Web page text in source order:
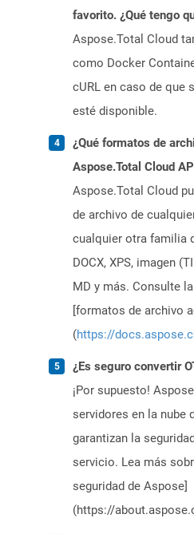
favorito. ¿Qué tengo
Aspose.Total Cloud
como Docker
cURL en caso de que
esté disponible.
¿Qué formatos de
Aspose.Total Cloud
Aspose.Total Cloud
de archivo de
cualquier otra familia
DOCX, XPS, imagen
MD y más. Consulte
[formatos de archivo
(https://
¿Es seguro convertir
¡Por supuesto!
servidores en la nube
garantizan la
servicio. Lea más
seguridad de Aspose]
(https://